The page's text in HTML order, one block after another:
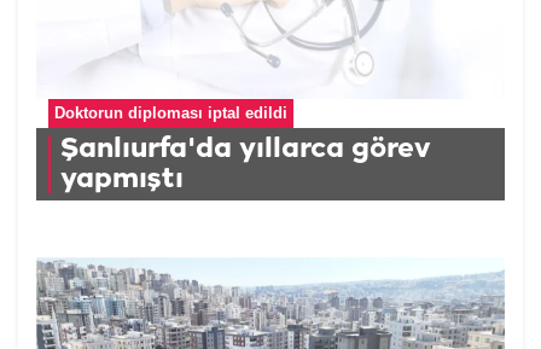
Doktorun diploması iptal edildi
Şanlıurfa'da yıllarca görev
yapmıştı